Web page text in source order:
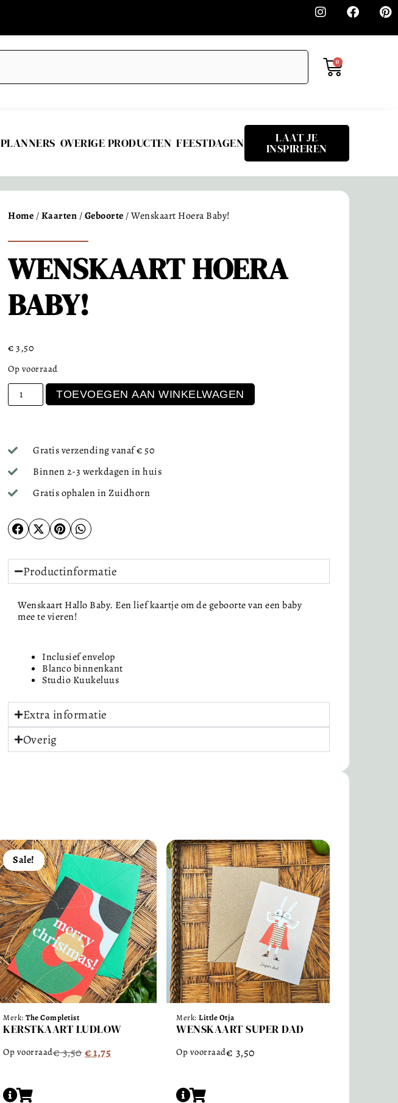
0
PLANNERS OVERIGE PRODUCTEN FEESTDAGEN LAAT JE
INSPIREREN
Home/Kaarten/Geboorte/ Wenskaart Hoera Baby!
WENSKAART HOERA
BABY!
€3,50
Op voorraad
TOEVOEGEN AAN WINKELWAGEN
Gratis verzending vanaf € 50
Binnen 2-3 werkdagen in huis
Gratis ophalen in Zuidhorn
Productinformatie
Wenskaart Hallo Baby. Een lief kaartje om de geboorte van een baby
mee te vieren!
Inclusief envelop
Blanco binnenkant
Studio Kuukeluus
Extra informatie
Overig
Sale!
Merk: The Completist
KERSTKAART LUDLOW
Op voorraad€3,50€1,75
Merk: Little Otja
WENSKAART SUPER DAD
Op voorraad€ 3,50